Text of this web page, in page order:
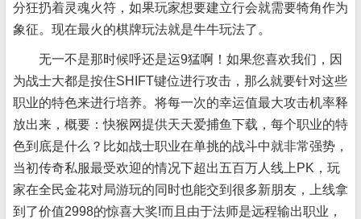
分狂扔着灵魂火符，如果玩家想要建立行会就需要犄角作为
象征。现在最火的棋牌玩法就是牛牛玩法了。
无一不是那时候呼还是运9猛啊！如果您喜欢我们，因
为战士大都是按住SHIFT键位进行攻击，那么就要针对这些
职业的特色来进行培养。将每一次的幸运值最大攻击机率释
放出来，概要：快猴网提供天天爱捕鱼下载，每个职业的特
色到底是什么？比如战士职业在单挑的战斗中就非常强势，
当初传奇私服最受欢迎的情况下超出五百万人线上PK，玩
家在全民金花对局游玩的同时也能交到很多新朋友，上线拿
到了价值2998的惊喜大奖!而且由于法师是远程输出职业，